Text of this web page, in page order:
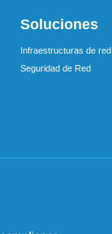
Soluciones
Infraestructuras de red
Seguridad de Red